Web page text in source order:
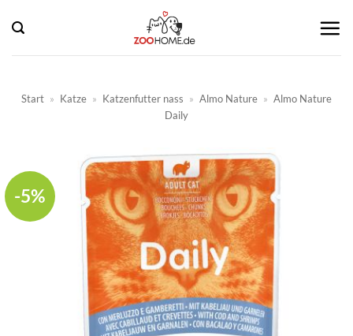
Inhalt
springen
Start » Katze » Katzenfutter nass » Almo Nature » Almo Nature
Daily
-5%